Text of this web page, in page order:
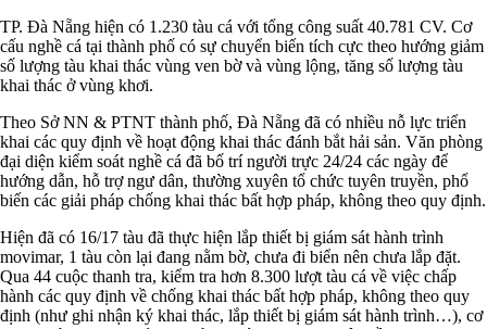
TP. Đà Nẵng hiện có 1.230 tàu cá với tổng công suất 40.781 CV. Cơ
cấu nghề cá tại thành phố có sự chuyển biến tích cực theo hướng giảm
số lượng tàu khai thác vùng ven bờ và vùng lộng, tăng số lượng tàu
khai thác ở vùng khơi.
Theo Sở NN & PTNT thành phố, Đà Nẵng đã có nhiều nỗ lực triển
khai các quy định về hoạt động khai thác đánh bắt hải sản. Văn phòng
đại diện kiểm soát nghề cá đã bố trí người trực 24/24 các ngày để
hướng dẫn, hỗ trợ ngư dân, thường xuyên tổ chức tuyên truyền, phổ
biến các giải pháp chống khai thác bất hợp pháp, không theo quy định.
Hiện đã có 16/17 tàu đã thực hiện lắp thiết bị giám sát hành trình
movimar, 1 tàu còn lại đang nằm bờ, chưa đi biển nên chưa lắp đặt.
Qua 44 cuộc thanh tra, kiểm tra hơn 8.300 lượt tàu cá về việc chấp
hành các quy định về chống khai thác bất hợp pháp, không theo quy
định (như ghi nhận ký khai thác, lắp thiết bị giám sát hành trình…), cơ